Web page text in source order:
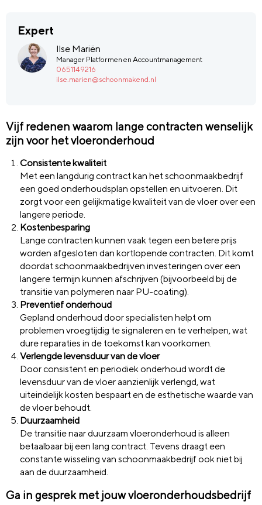
Expert
Ilse Mariën
Manager Platformen en Accountmanagement
0651149216
ilse.marien@schoonmakend.nl
Vijf redenen waarom lange contracten wenselijk
zijn voor het vloeronderhoud
Consistente kwaliteit
Met een langdurig contract kan het schoonmaakbedrijf
een goed onderhoudsplan opstellen en uitvoeren. Dit
zorgt voor een gelijkmatige kwaliteit van de vloer over een
langere periode.
Kostenbesparing
Lange contracten kunnen vaak tegen een betere prijs
worden afgesloten dan kortlopende contracten. Dit komt
doordat schoonmaakbedrijven investeringen over een
langere termijn kunnen afschrijven (bijvoorbeeld bij de
transitie van polymeren naar PU-coating).
Preventief onderhoud
Gepland onderhoud door specialisten helpt om
problemen vroegtijdig te signaleren en te verhelpen, wat
dure reparaties in de toekomst kan voorkomen.
Verlengde levensduur van de vloer
Door consistent en periodiek onderhoud wordt de
levensduur van de vloer aanzienlijk verlengd, wat
uiteindelijk kosten bespaart en de esthetische waarde van
de vloer behoudt.
Duurzaamheid
De transitie naar duurzaam vloeronderhoud is alleen
betaalbaar bij een lang contract. Tevens draagt een
constante wisseling van schoonmaakbedrijf ook niet bij
aan de duurzaamheid.
Ga in gesprek met jouw vloeronderhoudsbedrijf